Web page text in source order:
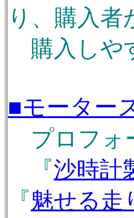
り、購入
購入しや
■モーター
プロフォ
『沙時計
『魅せる走